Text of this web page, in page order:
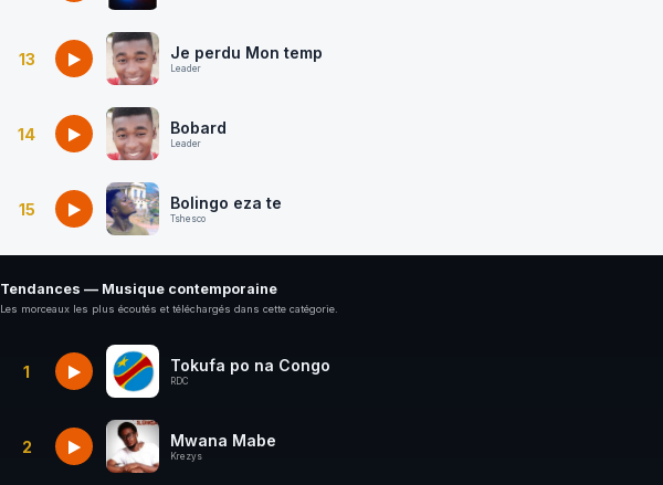
13 Je perdu Mon temp
Leader
14 Bobard
Leader
15 Bolingo eza te
Tshesco
Tendances — Musique contemporaine
Les morceaux les plus écoutés et téléchargés dans cette catégorie.
1 Tokufa po na Congo
RDC
2 Mwana Mabe
Krezys